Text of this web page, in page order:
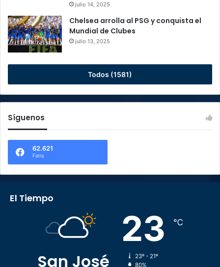
julio 14, 2025
Chelsea arrolla al PSG y conquista el
Mundial de Clubes
julio 13, 2025
Todos (1581)
Síguenos
62.621
Fans
El Tiempo
San José
23 ℃
23º - 21º
80%